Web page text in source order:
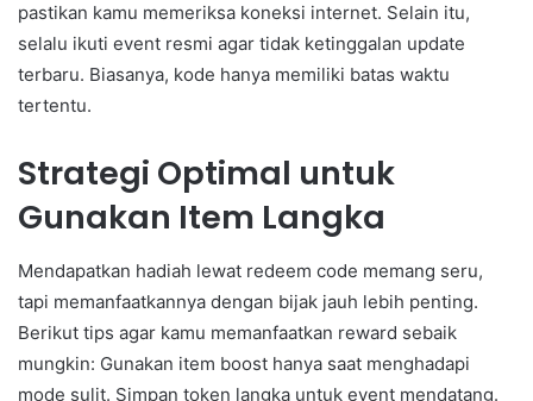
pastikan kamu memeriksa koneksi internet. Selain itu,
selalu ikuti event resmi agar tidak ketinggalan update
terbaru. Biasanya, kode hanya memiliki batas waktu
tertentu.
Strategi Optimal untuk
Gunakan Item Langka
Mendapatkan hadiah lewat redeem code memang seru,
tapi memanfaatkannya dengan bijak jauh lebih penting.
Berikut tips agar kamu memanfaatkan reward sebaik
mungkin: Gunakan item boost hanya saat menghadapi
mode sulit. Simpan token langka untuk event mendatang.